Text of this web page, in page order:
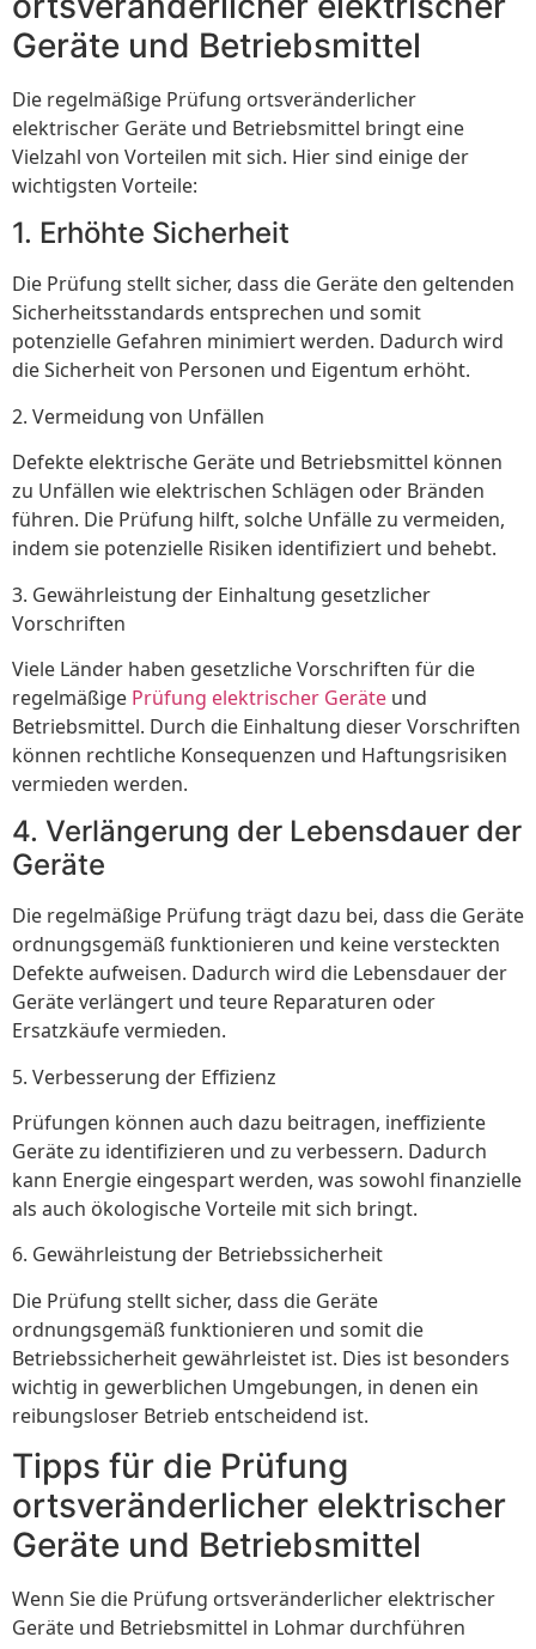
Geräte und Betriebsmittel
Die regelmäßige Prüfung ortsveränderlicher
elektrischer Geräte und Betriebsmittel bringt eine
Vielzahl von Vorteilen mit sich. Hier sind einige der
wichtigsten Vorteile:
1. Erhöhte Sicherheit
Die Prüfung stellt sicher, dass die Geräte den geltenden
Sicherheitsstandards entsprechen und somit
potenzielle Gefahren minimiert werden. Dadurch wird
die Sicherheit von Personen und Eigentum erhöht.
2. Vermeidung von Unfällen
Defekte elektrische Geräte und Betriebsmittel können
zu Unfällen wie elektrischen Schlägen oder Bränden
führen. Die Prüfung hilft, solche Unfälle zu vermeiden,
indem sie potenzielle Risiken identifiziert und behebt.
3. Gewährleistung der Einhaltung gesetzlicher
Vorschriften
Viele Länder haben gesetzliche Vorschriften für die
regelmäßige Prüfung elektrischer Geräte und
Betriebsmittel. Durch die Einhaltung dieser Vorschriften
können rechtliche Konsequenzen und Haftungsrisiken
vermieden werden.
4. Verlängerung der Lebensdauer der
Geräte
Die regelmäßige Prüfung trägt dazu bei, dass die Geräte
ordnungsgemäß funktionieren und keine versteckten
Defekte aufweisen. Dadurch wird die Lebensdauer der
Geräte verlängert und teure Reparaturen oder
Ersatzkäufe vermieden.
5. Verbesserung der Effizienz
Prüfungen können auch dazu beitragen, ineffiziente
Geräte zu identifizieren und zu verbessern. Dadurch
kann Energie eingespart werden, was sowohl finanzielle
als auch ökologische Vorteile mit sich bringt.
6. Gewährleistung der Betriebssicherheit
Die Prüfung stellt sicher, dass die Geräte
ordnungsgemäß funktionieren und somit die
Betriebssicherheit gewährleistet ist. Dies ist besonders
wichtig in gewerblichen Umgebungen, in denen ein
reibungsloser Betrieb entscheidend ist.
Tipps für die Prüfung
ortsveränderlicher elektrischer
Geräte und Betriebsmittel
Wenn Sie die Prüfung ortsveränderlicher elektrischer
Geräte und Betriebsmittel in Lohmar durchführen